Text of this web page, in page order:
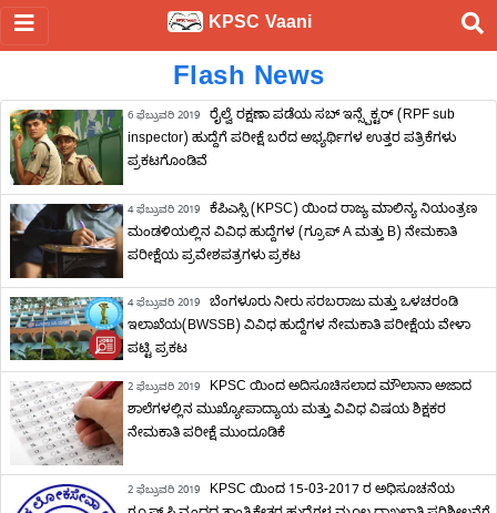
KPSC Vaani
Flash News
6 ಫೆಬ್ರುವರಿ 2019
ರೈಲ್ವೆ ರಕ್ಷಣಾ ಪಡೆಯ ಸಬ್ ಇನ್ಸ್ಪೆಕ್ಟರ್ (RPF sub
inspector) ಹುದ್ದೆಗೆ ಪರೀಕ್ಷೆ ಬರೆದ ಅಭ್ಯರ್ಥಿಗಳ ಉತ್ತರ ಪತ್ರಿಕೆಗಳು
ಪ್ರಕಟಗೊಂಡಿವೆ
4 ಫೆಬ್ರುವರಿ 2019
ಕೆಪಿಎಸ್ಸಿ (KPSC) ಯಿಂದ ರಾಜ್ಯ ಮಾಲಿನ್ಯ ನಿಯಂತ್ರಣ
ಮಂಡಳಿಯಲ್ಲಿನ ವಿವಿಧ ಹುದ್ದೆಗಳ (ಗ್ರೂಪ್ A ಮತ್ತು B) ನೇಮಕಾತಿ
ಪರೀಕ್ಷೆಯ ಪ್ರವೇಶಪತ್ರಗಳು ಪ್ರಕಟ
4 ಫೆಬ್ರುವರಿ 2019
ಬೆಂಗಳೂರು ನೀರು ಸರಬರಾಜು ಮತ್ತು ಒಳಚರಂಡಿ
ಇಲಾಖೆಯ(BWSSB) ವಿವಿಧ ಹುದ್ದೆಗಳ ನೇಮಕಾತಿ ಪರೀಕ್ಷೆಯ ವೇಳಾ
ಪಟ್ಟಿ ಪ್ರಕಟ
2 ಫೆಬ್ರುವರಿ 2019
KPSC ಯಿಂದ ಅದಿಸೂಚಿಸಲಾದ ಮೌಲಾನಾ ಅಜಾದ
ಶಾಲೆಗಳಲ್ಲಿನ ಮುಖ್ಯೋಪಾದ್ಯಾಯ ಮತ್ತು ವಿವಿಧ ವಿಷಯ ಶಿಕ್ಷಕರ
ನೇಮಕಾತಿ ಪರೀಕ್ಷೆ ಮುಂದೂಡಿಕೆ
2 ಫೆಬ್ರುವರಿ 2019
KPSC ಯಿಂದ 15-03-2017 ರ ಅಧಿಸೂಚನೆಯ